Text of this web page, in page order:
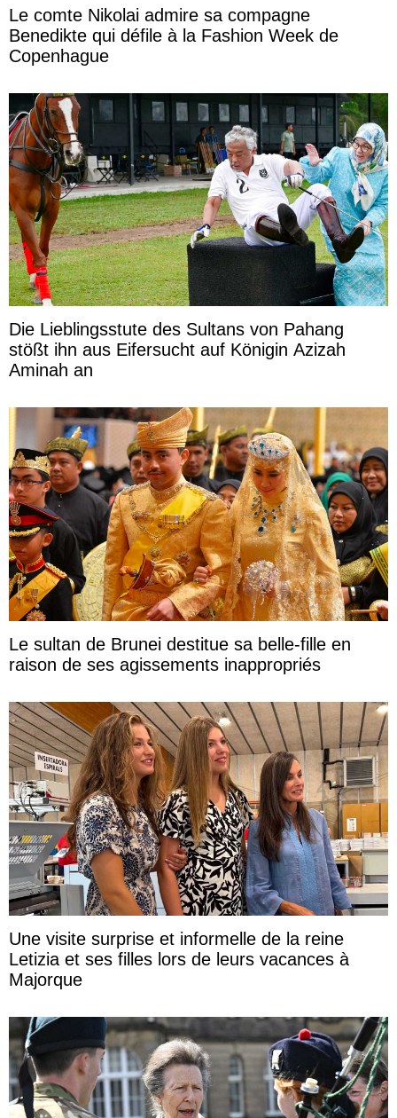
Le comte Nikolai admire sa compagne
Benedikte qui défile à la Fashion Week de
Copenhague
Die Lieblingsstute des Sultans von Pahang
stößt ihn aus Eifersucht auf Königin Azizah
Aminah an
Le sultan de Brunei destitue sa belle-fille en
raison de ses agissements inappropriés
Une visite surprise et informelle de la reine
Letizia et ses filles lors de leurs vacances à
Majorque